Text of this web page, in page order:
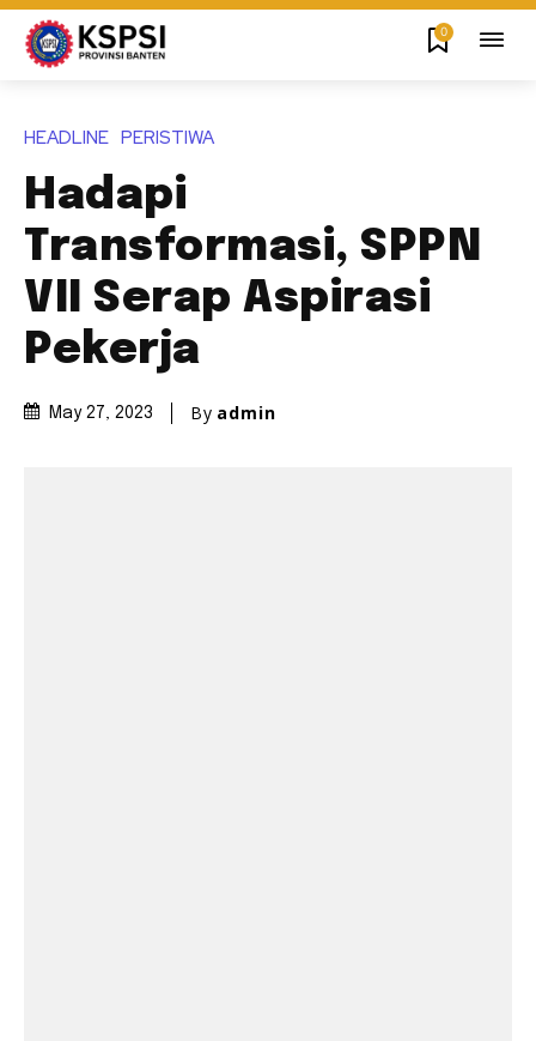
0
HEADLINE PERISTIWA
Hadapi
Transformasi, SPPN
VII Serap Aspirasi
Pekerja
May 27, 2023 By admin